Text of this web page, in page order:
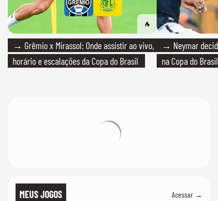
→ Grêmio x Mirassol: Onde assistir ao vivo,
horário e escalações da Copa do Brasil
→ Neymar
na Copa do Brasil
MEUS JOGOS Acessar →